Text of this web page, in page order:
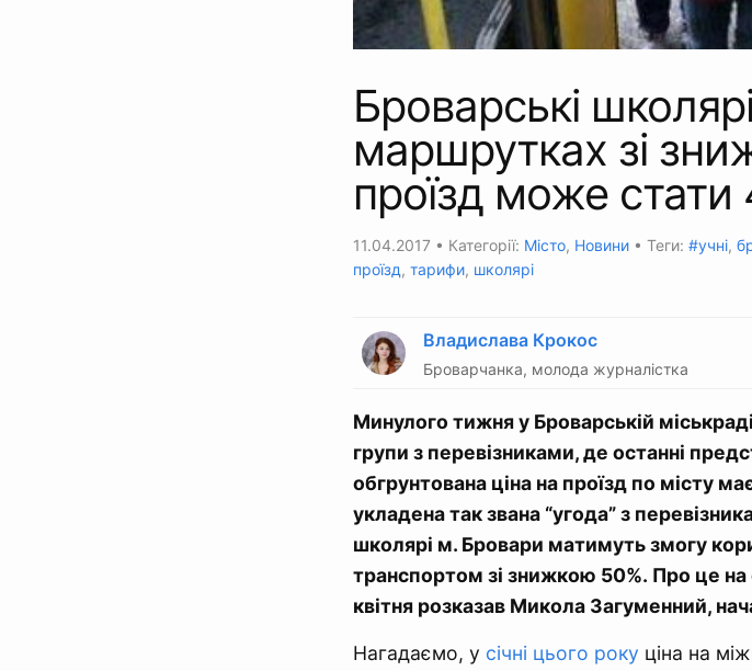
Броварські
маршрутках зі
проїзд може стати
11.04.2017 • Категорії: Місто, Новини • Теги: #учні,
проїзд, тарифи, школярі
Владислава Крокос
Броварчанка, молода журналістка
Минулого тижня у Броварській
групи з перевізниками, де останні
обгрунтована ціна на проїзд по місту
укладена так звана “угода” з
школярі м. Бровари матимуть змогу
транспортом зі знижкою 50%. Про це на
квітня розказав Микола Загуменний,
Нагадаємо, у січні цього року ціна на